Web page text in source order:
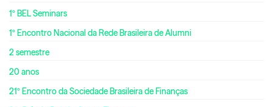
1º BEL Seminars
1º Encontro Nacional da Rede Brasileira de Alumni
2 semestre
20 anos
21º Encontro da Sociedade Brasileira de Finanças